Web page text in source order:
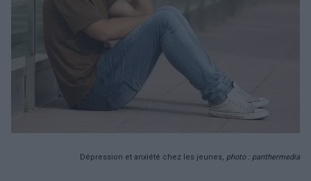
Dépression et anxiété chez les jeunes, photo : panthermedia